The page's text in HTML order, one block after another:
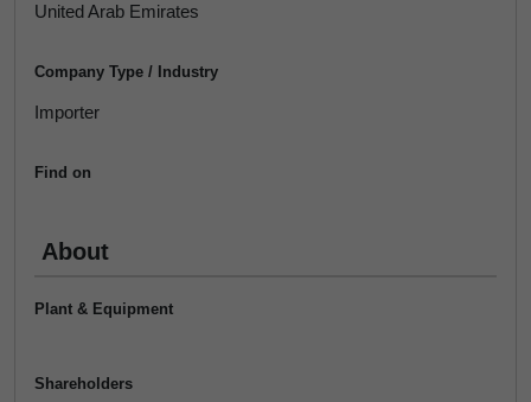
United Arab Emirates
Company Type / Industry
Importer
Find on
About
Plant & Equipment
Shareholders